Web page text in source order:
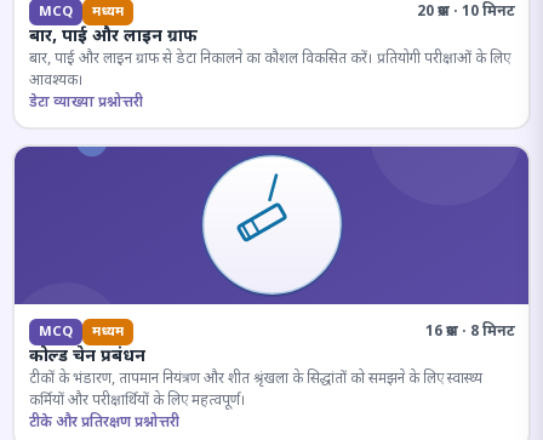
MCQ मध्यम 20 प्रश्न · 10 मिनट
बार, पाई और लाइन ग्राफ
बार, पाई और लाइन ग्राफ से डेटा निकालने का कौशल विकसित करें। प्रतियोगी परीक्षाओं के लिए
आवश्यक।
डेटा व्याख्या प्रश्नोत्तरी
MCQ मध्यम 16 प्रश्न · 8 मिनट
कोल्ड चेन प्रबंधन
टीकों के भंडारण, तापमान नियंत्रण और शीत श्रृंखला के सिद्धांतों को समझने के लिए स्वास्थ्य
कर्मियों और परीक्षार्थियों के लिए महत्वपूर्ण।
टीके और प्रतिरक्षण प्रश्नोत्तरी